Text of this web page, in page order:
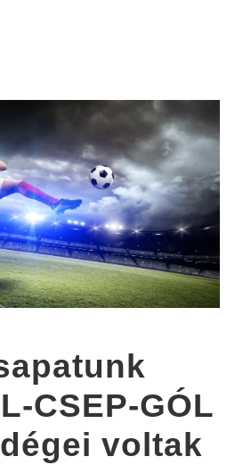
CSEP-GÓL
voltak